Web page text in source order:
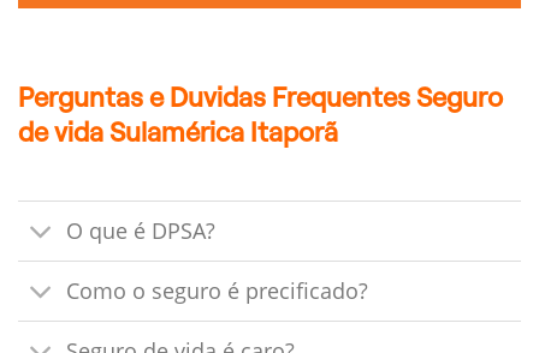
Perguntas e Duvidas Frequentes Seguro
de vida Sulamérica Itaporã
O que é DPSA?
Como o seguro é precificado?